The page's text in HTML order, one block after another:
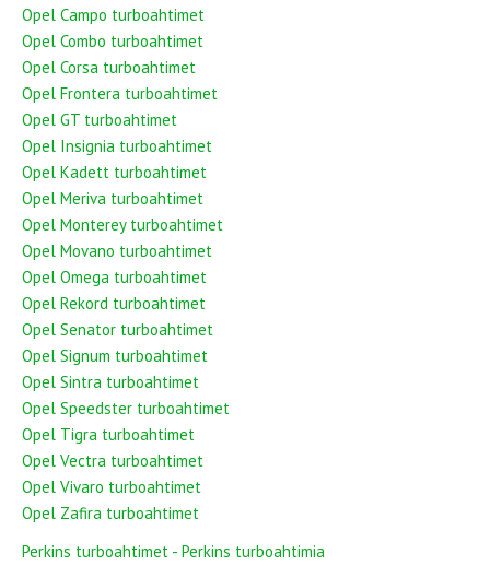
Opel Campo turboahtimet
Opel Combo turboahtimet
Opel Corsa turboahtimet
Opel Frontera turboahtimet
Opel GT turboahtimet
Opel Insignia turboahtimet
Opel Kadett turboahtimet
Opel Meriva turboahtimet
Opel Monterey turboahtimet
Opel Movano turboahtimet
Opel Omega turboahtimet
Opel Rekord turboahtimet
Opel Senator turboahtimet
Opel Signum turboahtimet
Opel Sintra turboahtimet
Opel Speedster turboahtimet
Opel Tigra turboahtimet
Opel Vectra turboahtimet
Opel Vivaro turboahtimet
Opel Zafira turboahtimet
Perkins turboahtimet - Perkins turboahtimia